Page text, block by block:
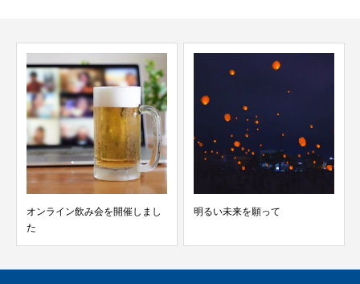
明るい未来を願って 中学生への職業講和を開催